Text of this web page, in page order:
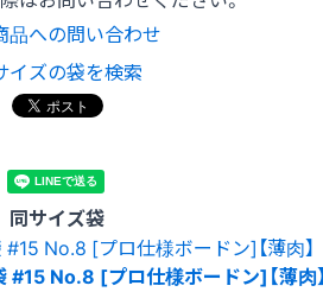
品への問い合わせ
イズの袋を検索
同サイズ袋
#15 No.8 [プロ仕様ボードン]【薄肉